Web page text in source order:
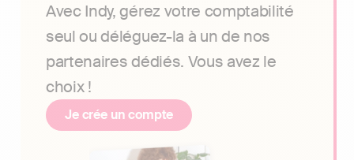
Avec Indy, gérez votre comptabilité
seul ou déléguez-la à un de nos
partenaires dédiés. Vous avez le
choix !
Je crée un compte